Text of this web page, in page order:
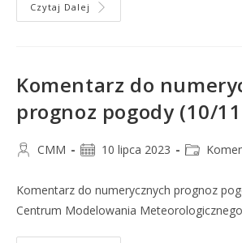
Czytaj Dalej
Komentarz do
prognoz pogody (10/
CMM 10 lipca 2023
Komentarz do numerycznych prognoz
Centrum Modelowania